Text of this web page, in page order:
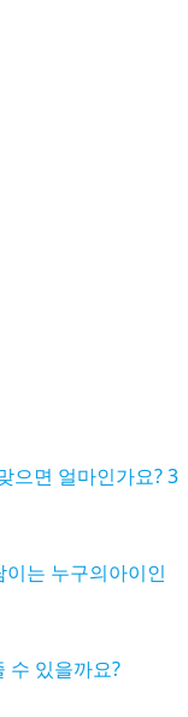
으면 얼마인가요? 3
는 누구의아이인
수 있을까요?